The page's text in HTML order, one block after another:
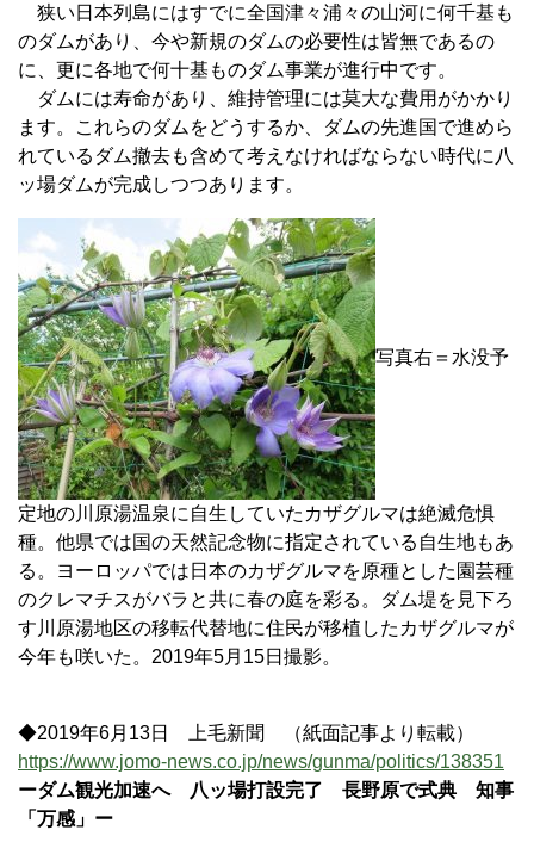
狭い日本列島にはすでに全国津々浦々の山河に何千基も
のダムがあり、今や新規のダムの必要性は皆無であるの
に、更に各地で何十基ものダム事業が進行中です。
ダムには寿命があり、維持管理には莫大な費用がかかり
ます。これらのダムをどうするか、ダムの先進国で進めら
れているダム撤去も含めて考えなければならない時代に八
ッ場ダムが完成しつつあります。
写真右＝水没予
定地の川原湯温泉に自生していたカザグルマは絶滅危惧
種。他県では国の天然記念物に指定されている自生地もあ
る。ヨーロッパでは日本のカザグルマを原種とした園芸種
のクレマチスがバラと共に春の庭を彩る。ダム堤を見下ろ
す川原湯地区の移転代替地に住民が移植したカザグルマが
今年も咲いた。2019年5月15日撮影。
◆2019年6月13日 上毛新聞 （紙面記事より転載）
https://www.jomo-news.co.jp/news/gunma/politics/138351
ーダム観光加速へ 八ッ場打設完了 長野原で式典 知事
「万感」ー